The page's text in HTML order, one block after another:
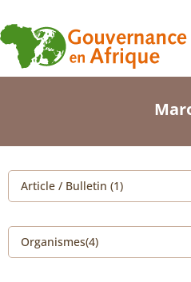
Article / Bulletin (1)
Organismes(4)